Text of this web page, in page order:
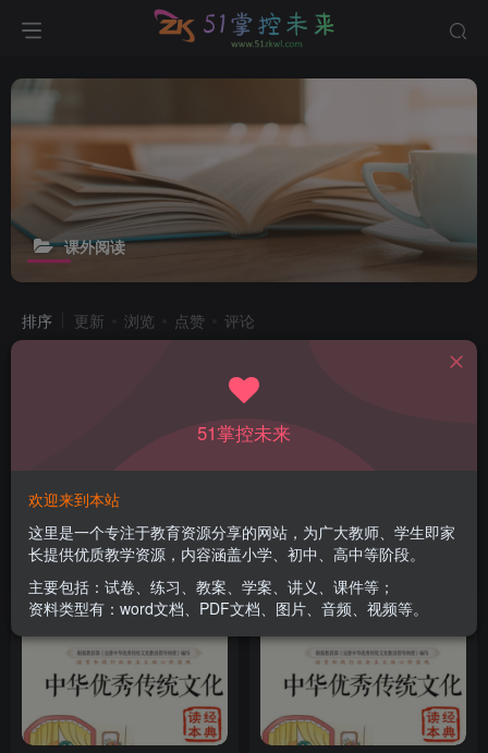
课外阅读
排序 更新 浏览 点赞 评论
中华优秀传统文化经典读本 6
付费资源 ￥3 # 语文 # 阅读
3年前 302
付费资源 3 # 语文 # 阅读
3年前
51掌控未来
欢迎来到本站
这里是一个专注于教育资源分享的网站，为广大教师、学生即家
长提供优质教学资源，内容涵盖小学、初中、高中等阶段。
主要包括：试卷、练习、教案、学案、讲义、课件等；
资料类型有：word文档、PDF文档、图片、音频、视频等。